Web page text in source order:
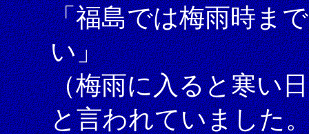
「福島では梅雨時ま
い」
（梅雨に入ると寒い
と言われていました